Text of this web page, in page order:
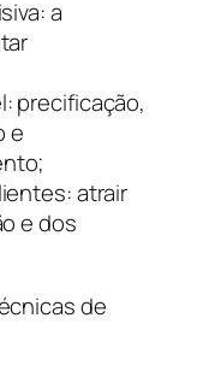
a
precificação,
e
atrair
e dos
de